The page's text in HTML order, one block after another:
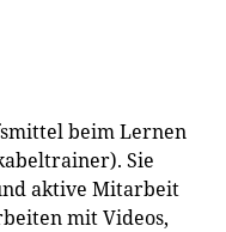
beim Lernen
Sie
aktive Mitarbeit
mit Videos,